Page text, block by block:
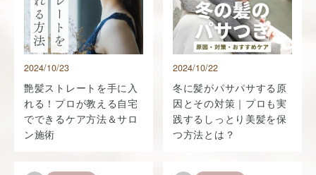
2024/10/23
艶髪ストレートを手に入
れる！プロが教える自宅
でできるケア方法＆サロ
ン施術
2024/10/22
冬に髪がパサパサする原
因とその対策｜プロも実
践するしっとり美髪を保
つ方法とは？